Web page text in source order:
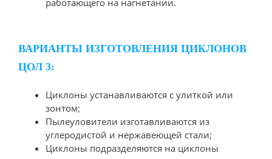
работающего на нагнетании.
ВАРИАНТЫ ИЗГОТОВЛЕНИЯ ЦИКЛОНОВ
ЦОЛ 3:
Циклоны устанавливаются с улиткой или
зонтом;
Пылеуловители изготавливаются из
углеродистой и нержавеющей стали;
Циклоны подразделяются на циклоны